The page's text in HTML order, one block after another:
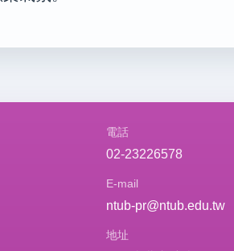
電話
02-23226578
E-mail
ntub-pr@ntub.edu.tw
地址